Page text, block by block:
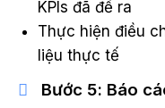
KPIs đã đề ra
Thực hiện điều
liệu thực tế
Bước 5: Báo